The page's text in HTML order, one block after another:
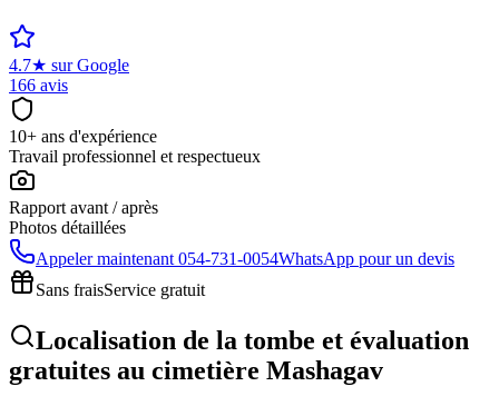
4.7★ sur Google
166 avis
10+ ans d'expérience
Travail professionnel et respectueux
Rapport avant / après
Photos détaillées
Appeler maintenant 054-731-0054WhatsApp pour un devis
Sans fraisService gratuit
Localisation de la tombe et évaluation
gratuites au cimetière Mashagav